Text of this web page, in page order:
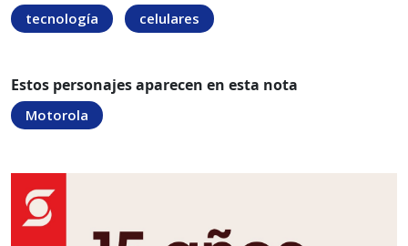
tecnología celulares
Estos personajes aparecen en esta nota
Motorola